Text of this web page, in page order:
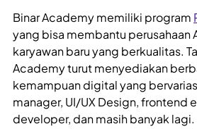
Binar Academy memiliki program
yang bisa membantu perusahaan
karyawan baru yang berkualitas.
Academy turut menyediakan
kemampuan digital yang
manager, UI/UX Design, frontend
developer, dan masih banyak lagi.